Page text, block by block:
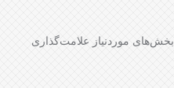
بخش‌های موردنیاز علامت‌گذاری